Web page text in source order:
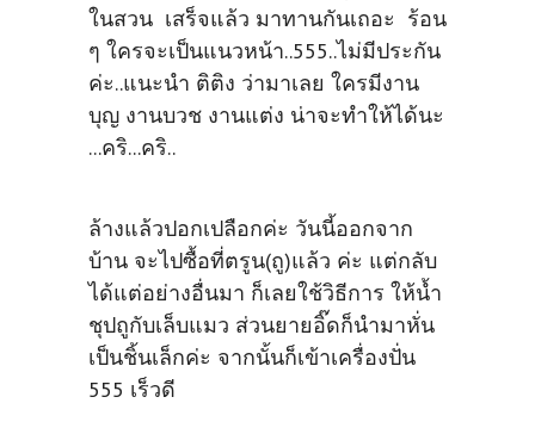
ในสวน เสร็จแล้ว มาทานกันเถอะ ร้อน
ๆ ใครจะเป็นแนวหน้า..555..ไม่มีประกัน
ค่ะ..แนะนำ ติติง ว่ามาเลย ใครมีงาน
บุญ งานบวช งานแต่ง น่าจะทำให้ได้นะ
...คริ...คริ..
ล้างแล้วปอกเปลือกค่ะ วันนี้ออกจาก
บ้าน จะไปซื้อที่ตรูน(ถู)แล้ว ค่ะ แต่กลับ
ได้แต่อย่างอื่นมา ก็เลยใช้วิธีการ ให้น้ำ
ชุปถูกับเล็บแมว ส่วนยายอิ๊ดก็นำมาหั่น
เป็นชิ้นเล็กค่ะ จากนั้นก็เข้าเครื่องปั่น
555 เร็วดี